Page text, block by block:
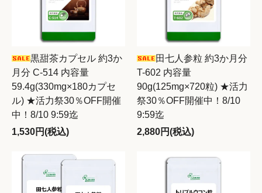
黒甜茶カプセル 約3か
月分 C-514 内容量
59.4g(330mg×180カプセ
ル) ★活力祭30％OFF開催
中！8/10 9:59迄
1,530円(税込)
田七人参粒 約3か月分
T-602 内容量
90g(125mg×720粒) ★活力
祭30％OFF開催中！8/10
9:59迄
2,880円(税込)